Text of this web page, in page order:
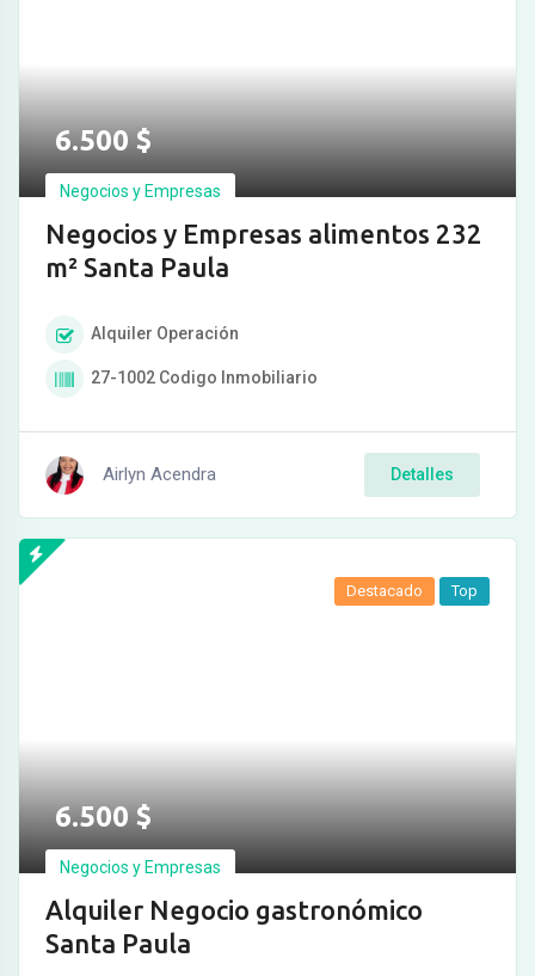
6.500$
Negocios y Empresas
Negocios y Empresas alimentos 232
m² Santa Paula
Alquiler Operación
27-1002 Codigo Inmobiliario
Airlyn Acendra Detalles
6.500$
Negocios y Empresas
Alquiler Negocio gastronómico
Santa Paula
Destacado Top